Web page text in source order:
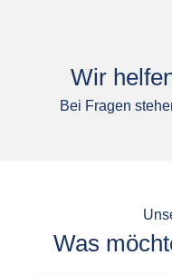
Wir
Bei Fragen
Was